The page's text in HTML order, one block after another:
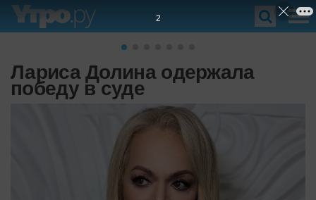
Лариса Долина одержала
победу в суде
1